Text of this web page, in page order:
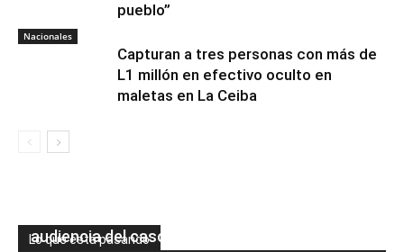
pueblo”
Nacionales
Capturan a tres personas con más de
L1 millón en efectivo oculto en
maletas en La Ceiba
Lo que está pasando
audiencia del caso Pandora II